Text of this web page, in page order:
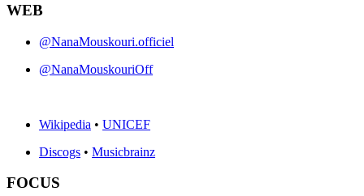
WEB
@NanaMouskouri.officiel
@NanaMouskouriOff
Wikipedia • UNICEF
Discogs • Musicbrainz
FOCUS